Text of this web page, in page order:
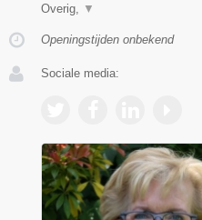
Overig, ▼
Openingstijden onbekend
Sociale media: